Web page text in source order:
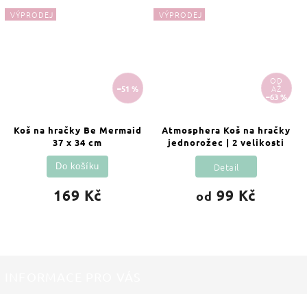
VÝPRODEJ
–51 %
Koš na hračky Be Mermaid
37 x 34 cm
169 Kč
Do košíku
VÝPRODEJ
OD
AŽ
–63 %
Atmosphera Koš na hračky
jednorožec | 2 velikosti
od 99 Kč
Detail